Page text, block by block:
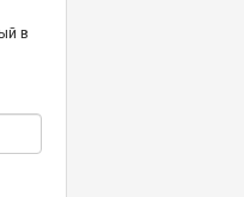
в